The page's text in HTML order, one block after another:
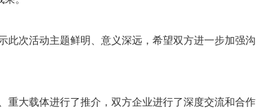
此次活动主题鲜明、意义深远，希望双方进一步加强沟
重大载体进行了推介，双方企业进行了深度交流和合作